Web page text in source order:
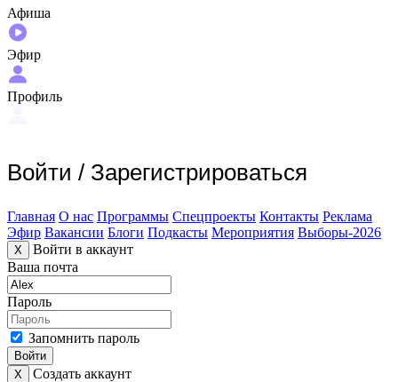
Афиша
Эфир
Профиль
Войти / Зарегистрироваться
Главная О нас Программы Спецпроекты Контакты Реклама
Эфир Вакансии Блоги Подкасты Мероприятия Выборы-2026
X
Войти в аккаунт
Ваша почта
Пароль
Запомнить пароль
Войти
X
Создать аккаунт